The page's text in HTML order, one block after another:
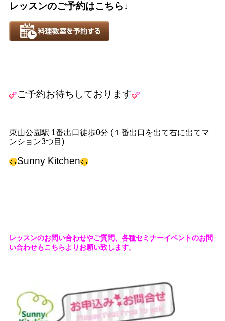
レッスンのご予約はこちら↓
ご予約お待ちしております
東山公園駅 1番出口徒歩0分 (１番出口を出て右に出てマ
ンション3つ目)
Sunny Kitchen
レッスンのお問い合わせやご質問、各種セミナーイベントのお問
い合わせもこちらよりお願い致します。